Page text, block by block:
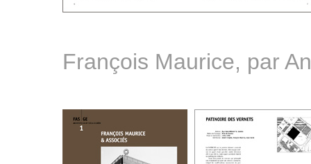
François Maurice, par